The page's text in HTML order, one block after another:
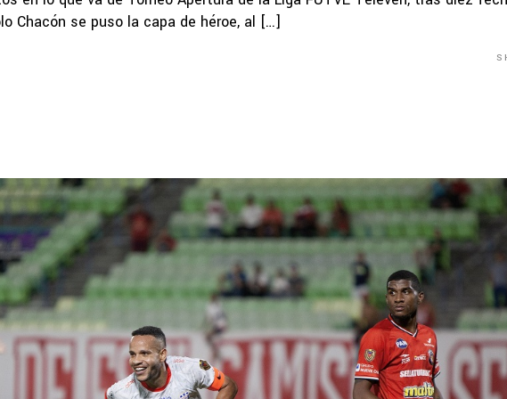
Chacón se puso la capa de héroe, al […]